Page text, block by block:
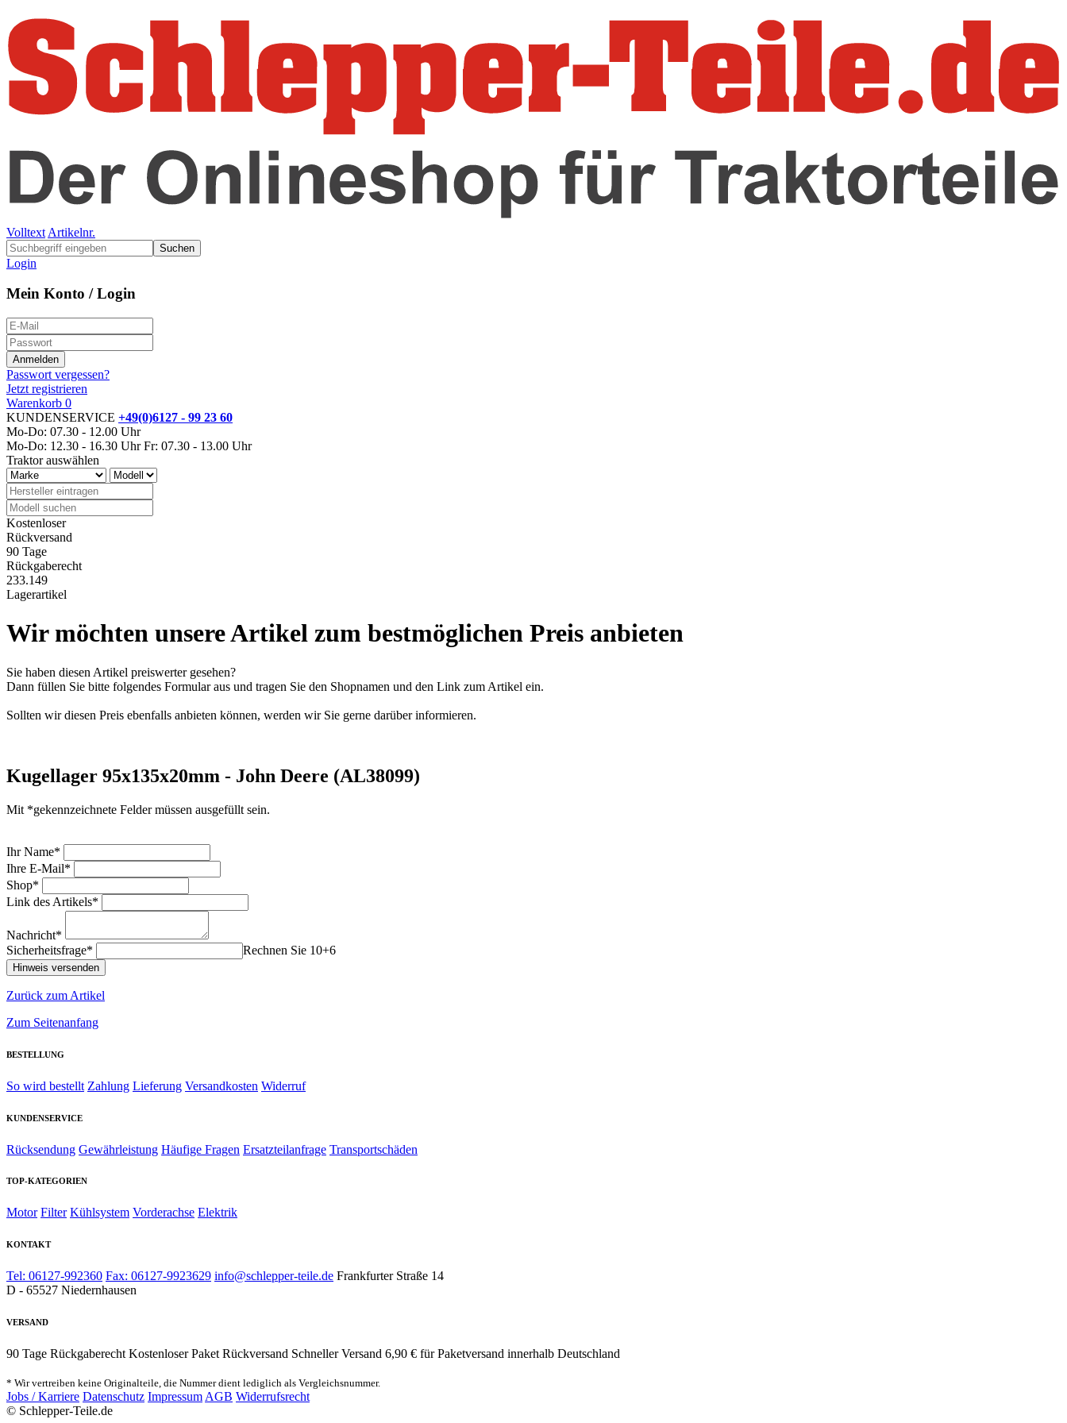
Volltext Artikelnr.
Suchen
Login
Mein Konto / Login
Passwort vergessen?
Jetzt registrieren
Warenkorb 0
KUNDENSERVICE +49(0)6127 - 99 23 60
Mo-Do: 07.30 - 12.00 Uhr
Mo-Do: 12.30 - 16.30 Uhr Fr: 07.30 - 13.00 Uhr
Traktor auswählen
Kostenloser
Rückversand
90 Tage
Rückgaberecht
233.149
Lagerartikel
Wir möchten unsere Artikel zum bestmöglichen Preis anbieten
Sie haben diesen Artikel preiswerter gesehen?
Dann füllen Sie bitte folgendes Formular aus und tragen Sie den Shopnamen und den Link zum Artikel ein.
Sollten wir diesen Preis ebenfalls anbieten können, werden wir Sie gerne darüber informieren.
Kugellager 95x135x20mm - John Deere (AL38099)
Mit *gekennzeichnete Felder müssen ausgefüllt sein.
Ihr Name*
Ihre E-Mail*
Shop*
Link des Artikels*
Nachricht*
Sicherheitsfrage*
Rechnen Sie 10+6
Zurück zum Artikel
Zum Seitenanfang
BESTELLUNG
So wird bestellt Zahlung Lieferung Versandkosten Widerruf
KUNDENSERVICE
Rücksendung Gewährleistung Häufige Fragen Ersatzteilanfrage Transportschäden
TOP-KATEGORIEN
Motor Filter Kühlsystem Vorderachse Elektrik
KONTAKT
Tel: 06127-992360 Fax: 06127-9923629 info@schlepper-teile.de Frankfurter Straße 14
D - 65527 Niedernhausen
VERSAND
90 Tage Rückgaberecht Kostenloser Paket Rückversand Schneller Versand 6,90 € für Paketversand innerhalb Deutschland
* Wir vertreiben keine Originalteile, die Nummer dient lediglich als Vergleichsnummer.
Jobs / Karriere Datenschutz Impressum AGB Widerrufsrecht
© Schlepper-Teile.de